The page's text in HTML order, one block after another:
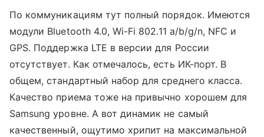
По коммуникациям тут полный порядок. Имеются
модули Bluetooth 4.0, Wi-Fi 802.11 a/b/g/n, NFC и
GPS. Поддержка LTE в версии для России
отсутствует. Как отмечалось, есть ИК-порт. В
общем, стандартный набор для среднего класса.
Качество приема тоже на привычно хорошем для
Samsung уровне. А вот динамик не самый
качественный, ощутимо хрипит на максимальной